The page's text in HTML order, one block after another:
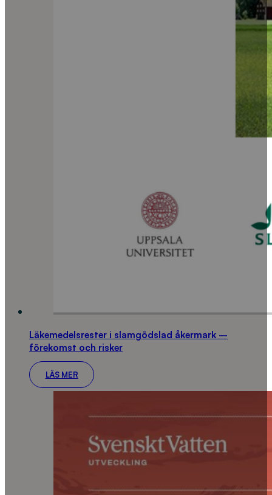
Läkemedelsrester i slamgödslad åkermark –
förekomst och risker
LÄS MER